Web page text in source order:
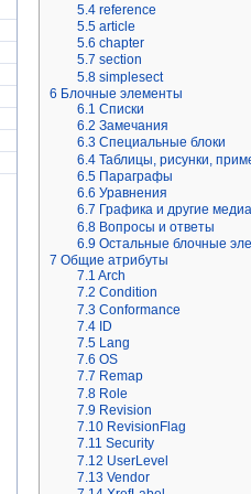
5.4 reference
5.5 article
5.6 chapter
5.7 section
5.8 simplesect
6 Блочные элементы
6.1 Списки
6.2 Замечания
6.3 Специальные блоки
6.4 Таблицы, рисунки,
6.5 Параграфы
6.6 Уравнения
6.7 Графика и другие
6.8 Вопросы и ответы
6.9 Остальные блочные
7 Общие атрибуты
7.1 Arch
7.2 Condition
7.3 Conformance
7.4 ID
7.5 Lang
7.6 OS
7.7 Remap
7.8 Role
7.9 Revision
7.10 RevisionFlag
7.11 Security
7.12 UserLevel
7.13 Vendor